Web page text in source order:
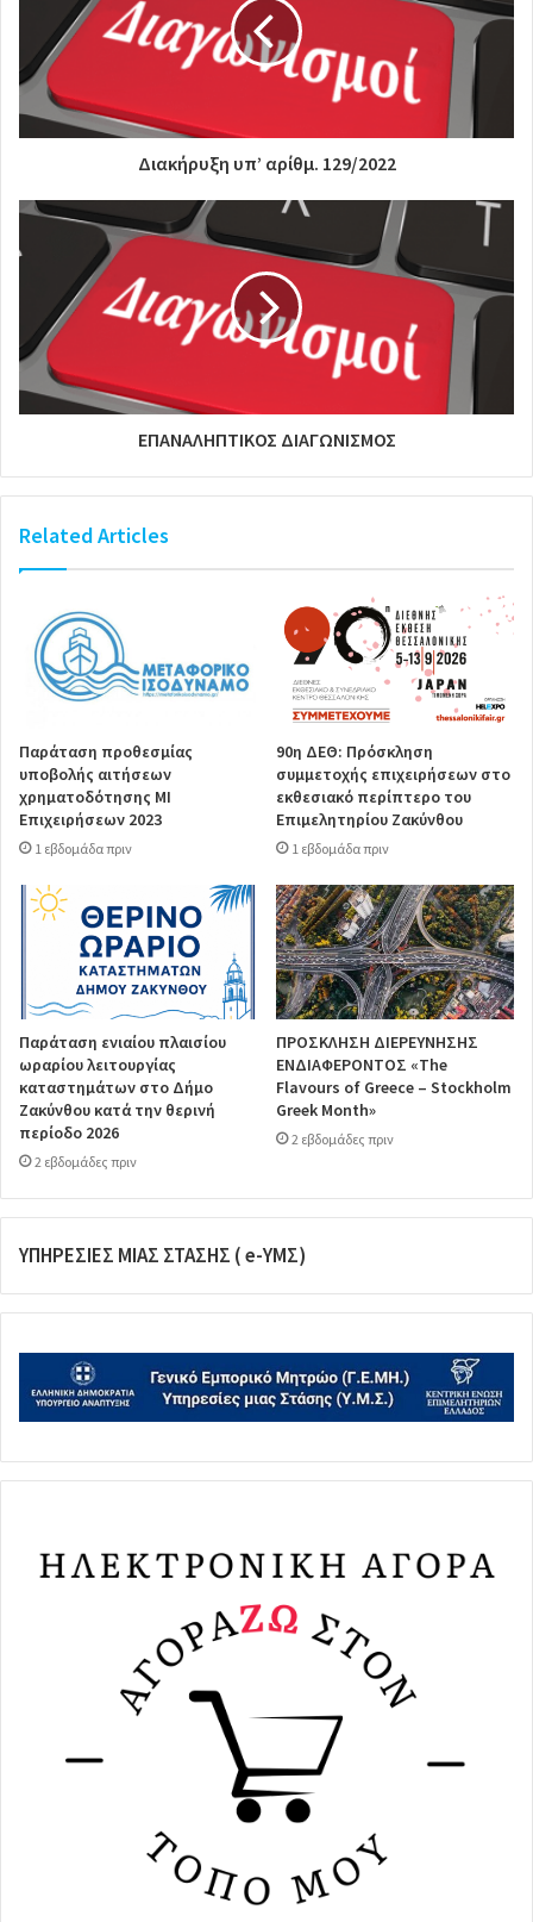
Διακήρυξη υπ’ αρίθμ. 129/2022
ΕΠΑΝΑΛΗΠΤΙΚΟΣ ΔΙΑΓΩΝΙΣΜΟΣ
Related Articles
Παράταση προθεσμίας
υποβολής αιτήσεων
χρηματοδότησης ΜΙ
Επιχειρήσεων 2023
1 εβδομάδα πριν
90η ΔΕΘ: Πρόσκληση
συμμετοχής επιχειρήσεων στο
εκθεσιακό περίπτερο του
Επιμελητηρίου Ζακύνθου
1 εβδομάδα πριν
Παράταση ενιαίου πλαισίου
ωραρίου λειτουργίας
καταστημάτων στο Δήμο
Ζακύνθου κατά την θερινή
περίοδο 2026
2 εβδομάδες πριν
ΠΡΟΣΚΛΗΣΗ ΔΙΕΡΕΥΝΗΣΗΣ
ΕΝΔΙΑΦΕΡΟΝΤΟΣ «The
Flavours of Greece – Stockholm
Greek Month»
2 εβδομάδες πριν
ΥΠΗΡΕΣΙΕΣ ΜΙΑΣ ΣΤΑΣΗΣ ( e-ΥΜΣ)